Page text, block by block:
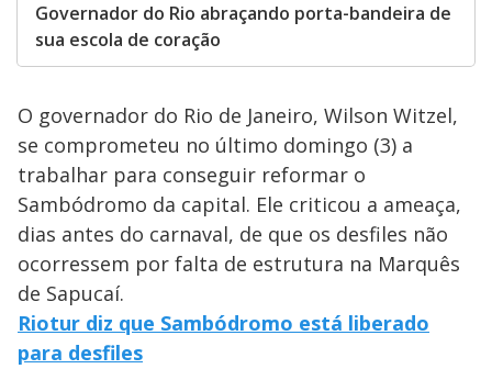
Governador do Rio abraçando porta-bandeira de
sua escola de coração
O governador do Rio de Janeiro, Wilson Witzel,
se comprometeu no último domingo (3) a
trabalhar para conseguir reformar o
Sambódromo da capital. Ele criticou a ameaça,
dias antes do carnaval, de que os desfiles não
ocorressem por falta de estrutura na Marquês
de Sapucaí.
Riotur diz que Sambódromo está liberado
para desfiles